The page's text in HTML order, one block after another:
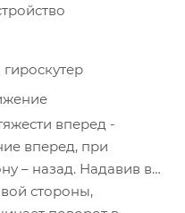
вперед -
вперед, при
– назад. Надавив в
стороны,